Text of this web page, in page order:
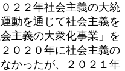
２２年社会主義の大統
動を通じて社会主義を
主義の大衆化事業」を
０２０年に社会主義の
かったが、２０２１年